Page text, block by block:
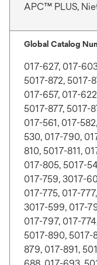
APC™ PLUS,
Global Catalog
017-627, 017-
5017-872, 5017-
017-657, 017-
5017-877, 5017-
017-561, 017-
530, 017-790,
810, 5017-811,
017-805, 5017-
017-759, 3017-
017-775, 017-
3017-599, 017-
017-797, 017-
5017-890, 5017-
879, 017-891,